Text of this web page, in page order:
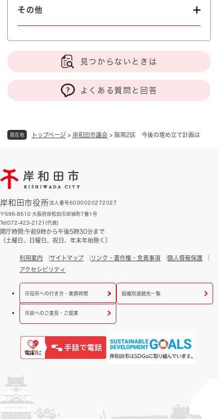
現在地 トップページ > 岸和田市議会 > 阪南2区 今後の埋め立て計画は
その他
見つからないときは
よくある質問と回答
岸和田市役所法人番号6000020272027
〒596-8510 大阪府岸和田市岸城町7番1号
Tel:072-423-2121(代表)
開庁時間:午前9時から午後5時30分まで
（土曜日、日曜日、祝日、年末年始除く）
利用案内 サイトマップ リンク・著作権・免責事項
個人情報保護
アクセシビリティ
市役所への行き方・業務時間 組織別連絡先一覧
市政へのご意見・ご提案